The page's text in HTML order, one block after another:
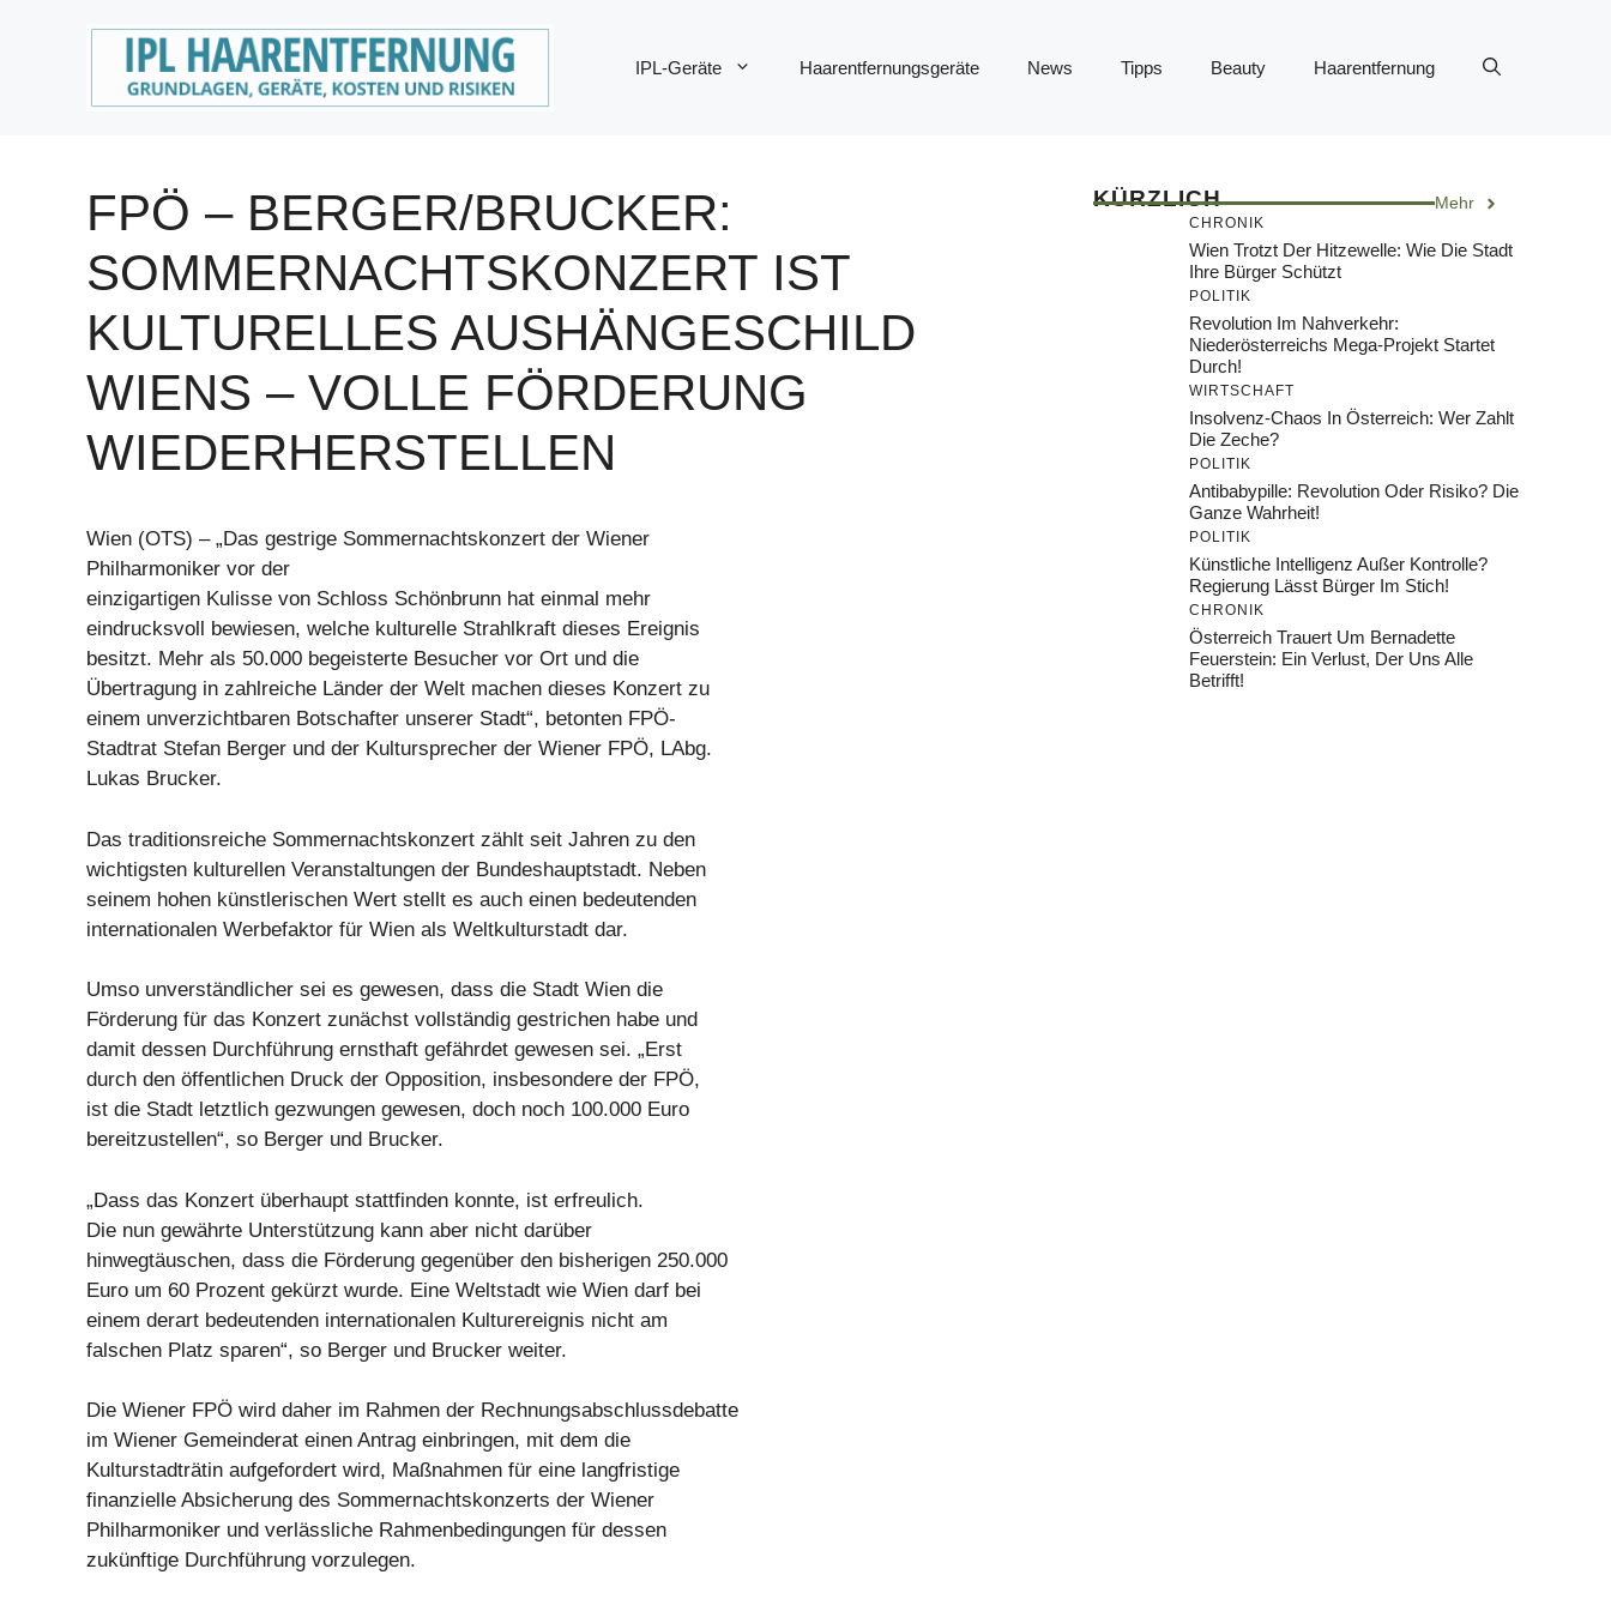
IPL-Geräte Haarentfernungsgeräte News Tipps Beauty Haarentfernung
FPÖ – BERGER/BRUCKER:
SOMMERNACHTSKONZERT IST
KULTURELLES AUSHÄNGESCHILD
WIENS – VOLLE FÖRDERUNG
WIEDERHERSTELLEN
Wien (OTS) – „Das gestrige Sommernachtskonzert der Wiener
Philharmoniker vor der
einzigartigen Kulisse von Schloss Schönbrunn hat einmal mehr
eindrucksvoll bewiesen, welche kulturelle Strahlkraft dieses Ereignis
besitzt. Mehr als 50.000 begeisterte Besucher vor Ort und die
Übertragung in zahlreiche Länder der Welt machen dieses Konzert zu
einem unverzichtbaren Botschafter unserer Stadt“, betonten FPÖ-
Stadtrat Stefan Berger und der Kultursprecher der Wiener FPÖ, LAbg.
Lukas Brucker.
Das traditionsreiche Sommernachtskonzert zählt seit Jahren zu den
wichtigsten kulturellen Veranstaltungen der Bundeshauptstadt. Neben
seinem hohen künstlerischen Wert stellt es auch einen bedeutenden
internationalen Werbefaktor für Wien als Weltkulturstadt dar.
Umso unverständlicher sei es gewesen, dass die Stadt Wien die
Förderung für das Konzert zunächst vollständig gestrichen habe und
damit dessen Durchführung ernsthaft gefährdet gewesen sei. „Erst
durch den öffentlichen Druck der Opposition, insbesondere der FPÖ,
ist die Stadt letztlich gezwungen gewesen, doch noch 100.000 Euro
bereitzustellen“, so Berger und Brucker.
„Dass das Konzert überhaupt stattfinden konnte, ist erfreulich.
Die nun gewährte Unterstützung kann aber nicht darüber
hinwegtäuschen, dass die Förderung gegenüber den bisherigen 250.000
Euro um 60 Prozent gekürzt wurde. Eine Weltstadt wie Wien darf bei
einem derart bedeutenden internationalen Kulturereignis nicht am
falschen Platz sparen“, so Berger und Brucker weiter.
Die Wiener FPÖ wird daher im Rahmen der Rechnungsabschlussdebatte
im Wiener Gemeinderat einen Antrag einbringen, mit dem die
Kulturstadträtin aufgefordert wird, Maßnahmen für eine langfristige
finanzielle Absicherung des Sommernachtskonzerts der Wiener
Philharmoniker und verlässliche Rahmenbedingungen für dessen
zukünftige Durchführung vorzulegen.
KÜRZLICH Mehr
CHRONIK
Wien Trotzt Der Hitzewelle: Wie Die Stadt
Ihre Bürger Schützt
POLITIK
Revolution Im Nahverkehr:
Niederösterreichs Mega-Projekt Startet
Durch!
WIRTSCHAFT
Insolvenz-Chaos In Österreich: Wer Zahlt
Die Zeche?
POLITIK
Antibabypille: Revolution Oder Risiko? Die
Ganze Wahrheit!
POLITIK
Künstliche Intelligenz Außer Kontrolle?
Regierung Lässt Bürger Im Stich!
CHRONIK
Österreich Trauert Um Bernadette
Feuerstein: Ein Verlust, Der Uns Alle
Betrifft!